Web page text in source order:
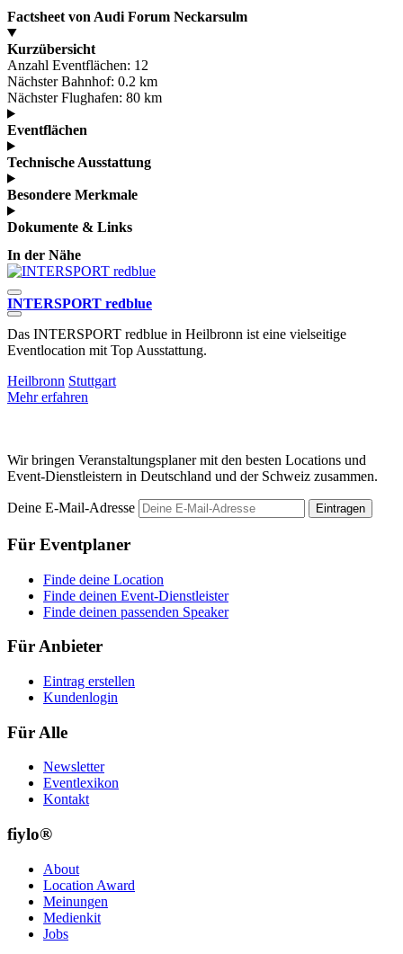
Factsheet von Audi Forum Neckarsulm
Kurzübersicht
Anzahl Eventflächen: 12
Nächster Bahnhof: 0.2 km
Nächster Flughafen: 80 km
Eventflächen
Technische Ausstattung
Besondere Merkmale
Dokumente & Links
In der Nähe
INTERSPORT redblue
Das INTERSPORT redblue in Heilbronn ist eine vielseitige
Eventlocation mit Top Ausstattung.
Heilbronn Stuttgart
Mehr erfahren
Wir bringen Veranstaltungsplaner mit den besten Locations und
Event-Dienstleistern in Deutschland und der Schweiz zusammen.
Deine E-Mail-Adresse Eintragen
Für Eventplaner
Finde deine Location
Finde deinen Event-Dienstleister
Finde deinen passenden Speaker
Für Anbieter
Eintrag erstellen
Kundenlogin
Für Alle
Newsletter
Eventlexikon
Kontakt
fiylo®
About
Location Award
Meinungen
Medienkit
Jobs